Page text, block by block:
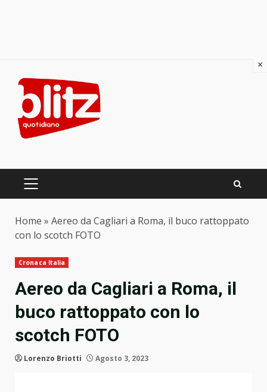
content
PRIMARY
Home » Aereo da Cagliari a Roma, il buco rattoppato
con lo scotch FOTO
Cronaca Italia
Aereo da Cagliari a Roma, il
buco rattoppato con lo
scotch FOTO
Lorenzo Briotti Agosto 3, 2023
×